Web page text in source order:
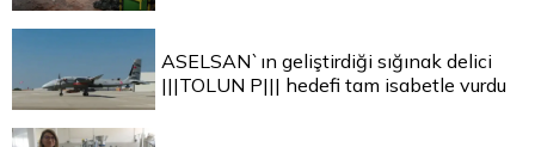
ASELSAN`ın geliştirdiği sığınak delici
|||TOLUN P||| hedefi tam isabetle vurdu